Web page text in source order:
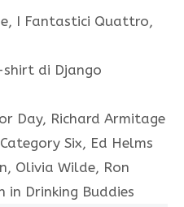
, I Fantastici Quattro,
di Django
Day, Richard Armitage
Six, Ed Helms
Olivia Wilde, Ron
in Drinking Buddies